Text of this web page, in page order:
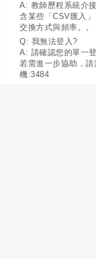
A: 教師歷程系統介
含某些「CSV匯入
交換方式與頻率。。
Q: 我無法登入?
A: 請確認您的單一
若需進一步協助，
機:3484